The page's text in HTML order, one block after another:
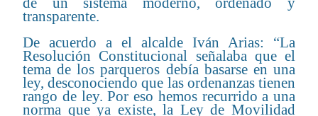
transparente.
De acuerdo a el alcalde Iván Arias: “La
Resolución Constitucional señalaba que el
tema de los parqueros debía basarse en una
ley, desconociendo que las ordenanzas tienen
rango de ley. Por eso hemos recurrido a una
norma que ya existe, la Ley de Movilidad